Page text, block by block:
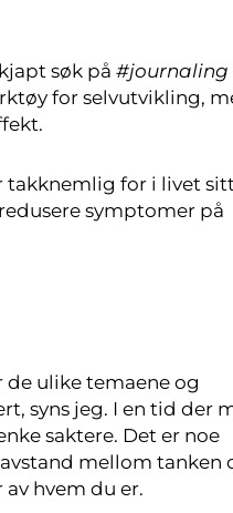
søk på #journaling
for selvutvikling,
takknemlig for i livet
symptomer på
de ulike temaene og
syns jeg. I en tid der
saktere. Det er noe
mellom tanken
hvem du er.